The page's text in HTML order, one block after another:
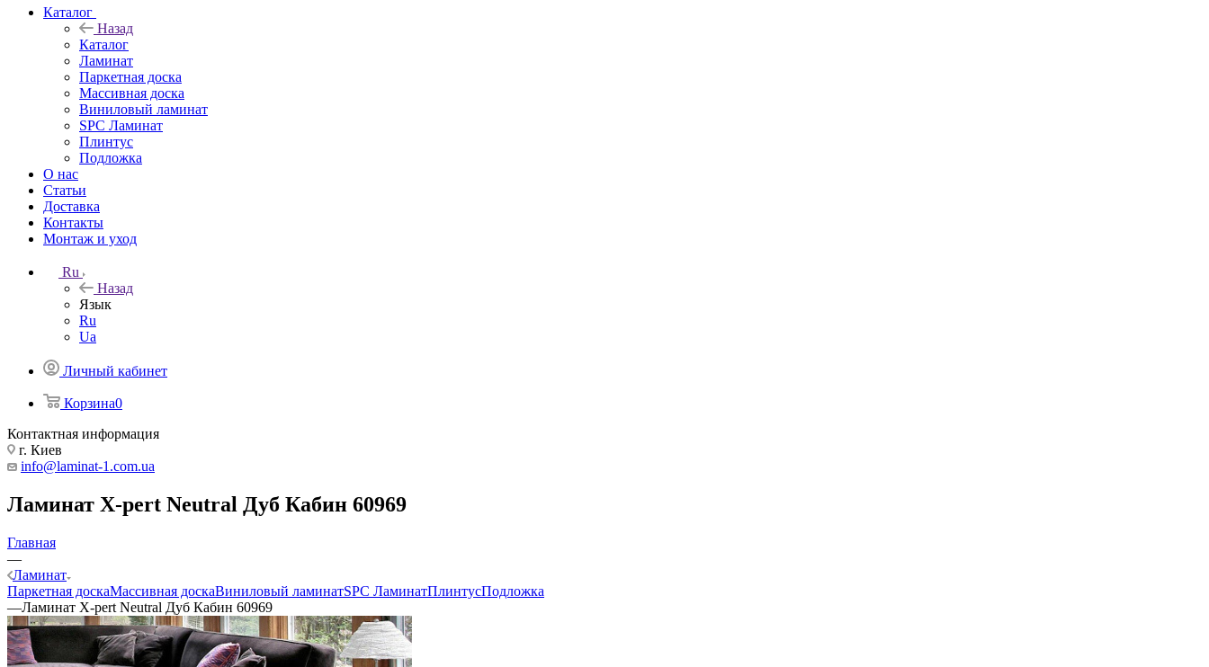
Каталог
Назад
Каталог
Ламинат
Паркетная доска
Массивная доска
Виниловый ламинат
SPC Ламинат
Плинтус
Подложка
О нас
Статьи
Доставка
Контакты
Монтаж и уход
Ru
Назад
Язык
Ru
Ua
Личный кабинет
Корзина0
Контактная информация
г. Киев
info@laminat-1.com.ua
Ламинат X-pert Neutral Дуб Кабин 60969
Главная
—
Ламинат
Паркетная доскаМассивная доскаВиниловый ламинатSPC ЛаминатПлинтусПодложка
—Ламинат X-pert Neutral Дуб Кабин 60969